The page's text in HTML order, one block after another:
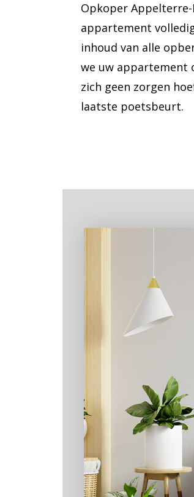
Opkoper Appelterre-
appartement
inhoud van alle
we uw appartement
zich geen zorgen
laatste poetsbeurt.